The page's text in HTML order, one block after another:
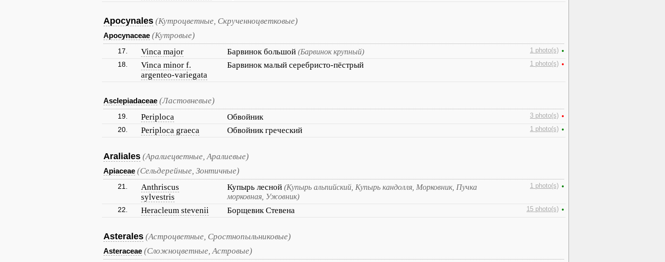
Apocynales (Кутроцветные, Скрученноцветковые)
Apocynaceae (Кутровые)
17. Vinca major Барвинок большой (Барвинок крупный) 1 photo(s) •
18.
Vinca minor f.
argenteo-variegata
Барвинок малый серебристо-пёстрый 1 photo(s) •
Asclepiadaceae (Ластовневые)
19. Periploca Обвойник 3 photo(s) •
20.
Periploca graeca Обвойник греческий 1 photo(s) •
Araliales (Аралиецветные, Аралиевые)
Apiaceae (Сельдерейные, Зонтичные)
21.
Anthriscus
sylvestris
Купырь лесной (Купырь альпийский, Купырь кандолля, Морковник, Пучка
морковная, Ужовник)
1 photo(s) •
22. Heracleum stevenii Борщевик Стевена 15 photo(s) •
Asterales (Астроцветные, Сростнопыльниковые)
Asteraceae (Сложноцветные, Астровые)